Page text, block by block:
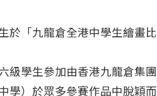
於「九龍倉全港中學生繪畫
級學生參加由香港九龍倉集
學）於眾多參賽作品中脫穎